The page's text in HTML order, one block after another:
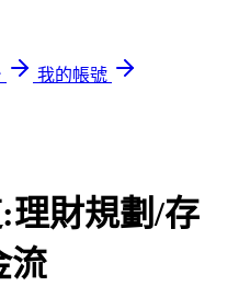
我的帳號
理財規劃/存
流